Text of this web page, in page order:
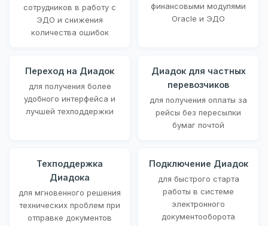
сотрудников в работу с
ЭДО и снижения
количества ошибок
финансовыми модулями
Oracle и ЭДО
Переход на Диадок
для получения более
удобного интерфейса и
лучшей техподдержки
Диадок для частных
перевозчиков
для получения оплаты за
рейсы без пересылки
бумаг почтой
Техподдержка
Диадока
для мгновенного решения
технических проблем при
отправке документов
Подключение Диадок
для быстрого старта
работы в системе
электронного
документооборота